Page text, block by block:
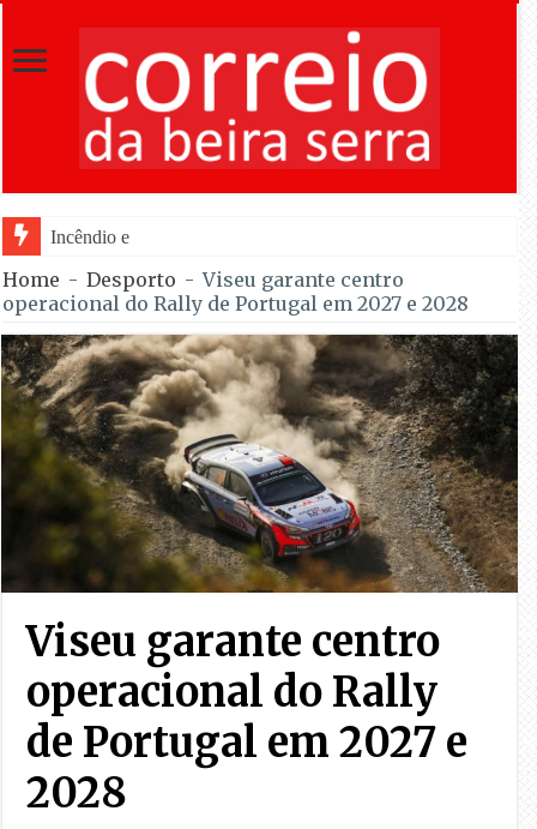
Incêndio em Fornos de Algodres dominado
Home - Desporto - Viseu garante centro
operacional do Rally de Portugal em 2027 e 2028
Viseu garante centro
operacional do Rally
de Portugal em 2027 e
2028